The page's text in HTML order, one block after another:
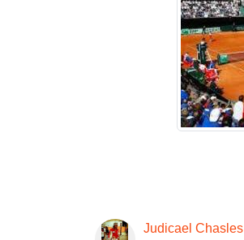
Judicael Chasles